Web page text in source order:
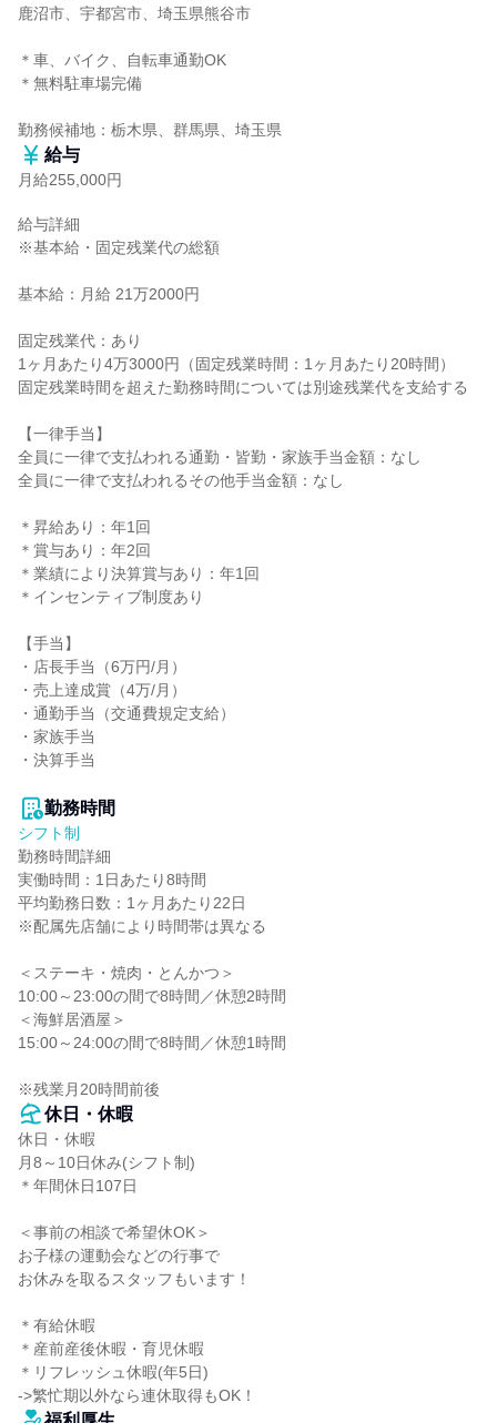
鹿沼市、宇都宮市、埼玉県熊谷市
＊車、バイク、自転車通勤OK
＊無料駐車場完備
勤務候補地：栃木県、群馬県、埼玉県
給与
月給255,000円
給与詳細
※基本給・固定残業代の総額
基本給：月給 21万2000円
固定残業代：あり
1ヶ月あたり4万3000円（固定残業時間：1ヶ月あたり20時間）
固定残業時間を超えた勤務時間については別途残業代を支給する
【一律手当】
全員に一律で支払われる通勤・皆勤・家族手当金額：なし
全員に一律で支払われるその他手当金額：なし
＊昇給あり：年1回
＊賞与あり：年2回
＊業績により決算賞与あり：年1回
＊インセンティブ制度あり
【手当】
・店長手当（6万円/月）
・売上達成賞（4万/月）
・通勤手当（交通費規定支給）
・家族手当
・決算手当
勤務時間
シフト制
勤務時間詳細
実働時間：1日あたり8時間
平均勤務日数：1ヶ月あたり22日
※配属先店舗により時間帯は異なる
＜ステーキ・焼肉・とんかつ＞
10:00～23:00の間で8時間／休憩2時間
＜海鮮居酒屋＞
15:00～24:00の間で8時間／休憩1時間
※残業月20時間前後
休日・休暇
休日・休暇
月8～10日休み(シフト制)
＊年間休日107日
＜事前の相談で希望休OK＞
お子様の運動会などの行事で
お休みを取るスタッフもいます！
＊有給休暇
＊産前産後休暇・育児休暇
＊リフレッシュ休暇(年5日)
->繁忙期以外なら連休取得もOK！